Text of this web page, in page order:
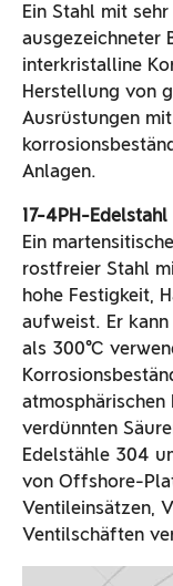
Ein Stahl mit
ausgezeichneter
interkristalline
Herstellung von
Ausrüstungen
Anlagen.
17-4PH-Edelstahl
Ein
rostfreier Stahl
hohe Festigkeit,
aufweist. Er
als 300°C
atmosphärischen
verdünnten
Edelstähle 304
von Offshore-
Ventileinsätzen,
Ventilschäften